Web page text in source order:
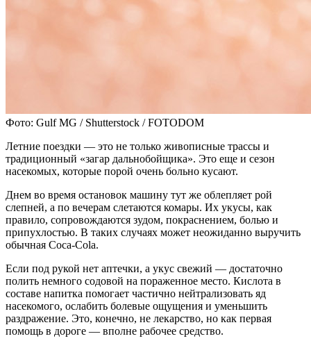
Фото: Gulf MG / Shutterstock / FOTODOM
Летние поездки — это не только живописные трассы и
традиционный «загар дальнобойщика». Это еще и сезон
насекомых, которые порой очень больно кусают.
Днем во время остановок машину тут же облепляет рой
слепней, а по вечерам слетаются комары. Их укусы, как
правило, сопровождаются зудом, покраснением, болью и
припухлостью. В таких случаях может неожиданно выручить
обычная Coca-Cola.
Если под рукой нет аптечки, а укус свежий — достаточно
полить немного содовой на пораженное место. Кислота в
составе напитка помогает частично нейтрализовать яд
насекомого, ослабить болевые ощущения и уменьшить
раздражение. Это, конечно, не лекарство, но как первая
помощь в дороге — вполне рабочее средство.